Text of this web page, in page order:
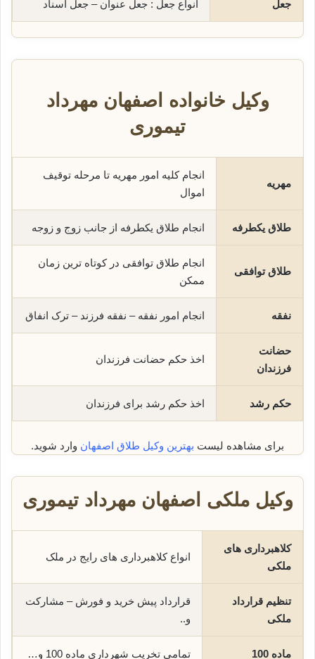
جعل انواع جعل : جعل عنوان – جعل اسناد
وکیل خانواده اصفهان مهرداد
تیموری
مهریه
انجام کلیه امور مهریه تا مرحله توقیف
اموال
طلاق یکطرفه انجام طلاق یکطرفه از جانب زوج و زوجه
طلاق توافقی
انجام طلاق توافقی در کوتاه ترین زمان
ممکن
نفقه انجام امور نفقه – نفقه فرزند – ترک انفاق
حضانت
فرزندان
اخذ حکم حضانت فرزندان
حکم رشد اخذ حکم رشد برای فرزندان
برای مشاهده لیست بهترین وکیل طلاق اصفهان وارد شوید.
وکیل ملکی اصفهان مهرداد تیموری
کلاهبرداری های
ملکی
انواع کلاهبرداری های رایج در ملک
تنظیم قرارداد
ملکی
قرارداد پیش خرید و فورش – مشارکت
و..
ماده 100 تمامی تخریب شهرداری ماده 100 و…